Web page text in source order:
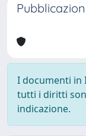
I documenti in
tutti i diritti
indicazione.